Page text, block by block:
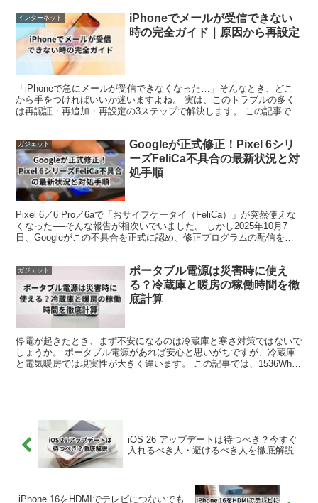
インターネット
iPhoneでメールが受信できない
時の完全ガイド｜原因から再設定
「iPhoneで急にメールが受信できなくなった…」そんなとき、どこ
から手をつければいいか迷いますよね。 実は、このトラブルの多く
は再認証・再追加・再設定の3ステップで解決します。 この記事で
ガジェット
Googleが正式修正！Pixel 6シリ
ーズFeliCa不具合の最新状況と対
処手順
Pixel 6／6 Pro／6aで「おサイフケータイ（FeliCa）」が突然使えな
くなった──そんな報告が相次いでいました。 しかし2025年10月7
日、Googleがこの不具合を正式に認め、修正プログラムの配信を開
ガジェット
ポータブル電源は災害時に使え
る？冷蔵庫と暖房の稼働時間を徹
底計算
停電が起きたとき、まず不安になるのは冷蔵庫と寒さ対策ではないで
しょうか。 ポータブル電源があれば安心と思いがちですが、冷蔵庫
と電気暖房では現実性が大きく違います。 この記事では、1536Whク
iOS 26 アップデートは待つべき？今すぐ
入れるべき人・避けるべき人を徹底解説
iPhone 16をHDMIでテレビにつないでも